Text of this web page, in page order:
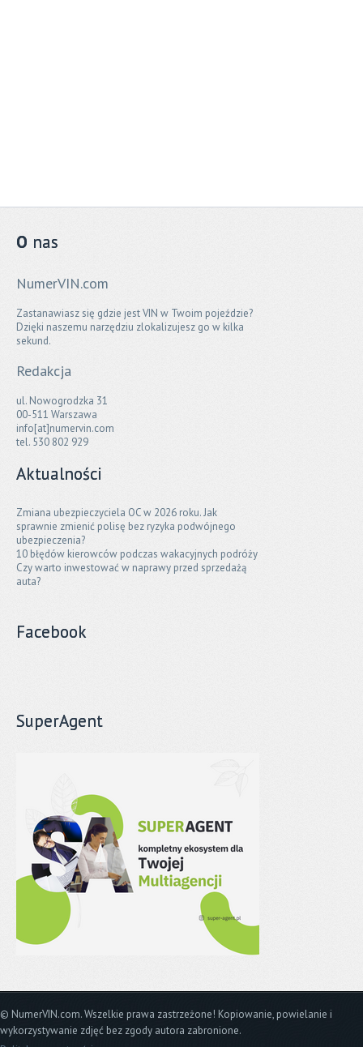
O nas
NumerVIN.com
Zastanawiasz się gdzie jest VIN w Twoim pojeździe?
Dzięki naszemu narzędziu zlokalizujesz go w kilka
sekund.
Redakcja
ul. Nowogrodzka 31
00-511 Warszawa
info[at]numervin.com
tel. 530 802 929
Aktualności
Zmiana ubezpieczyciela OC w 2026 roku. Jak
sprawnie zmienić polisę bez ryzyka podwójnego
ubezpieczenia?
10 błędów kierowców podczas wakacyjnych podróży
Czy warto inwestować w naprawy przed sprzedażą
auta?
Facebook
SuperAgent
© NumerVIN.com. Wszelkie prawa zastrzeżone! Kopiowanie, powielanie i
wykorzystywanie zdjęć bez zgody autora zabronione.